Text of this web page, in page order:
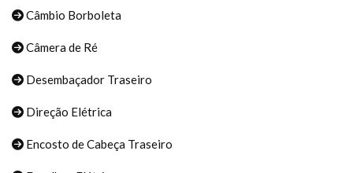
Câmbio Borboleta
Câmera de Ré
Desembaçador Traseiro
Direção Elétrica
Encosto de Cabeça Traseiro